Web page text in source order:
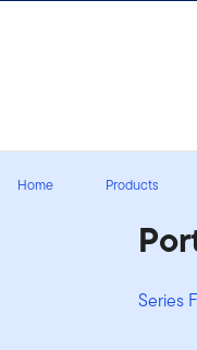
Home Products
Series